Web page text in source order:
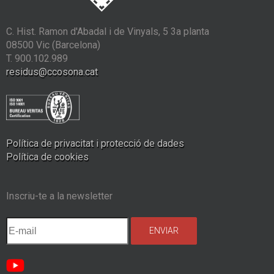
C. Hist. Ramon d'Abadal i de Vinyals, 5 3a planta
08500 Vic (Barcelona)
T. 900.102.989
residus@ccosona.cat
Política de privacitat i protecció de dades
Política de cookies
Inscriu-te a la newsletter